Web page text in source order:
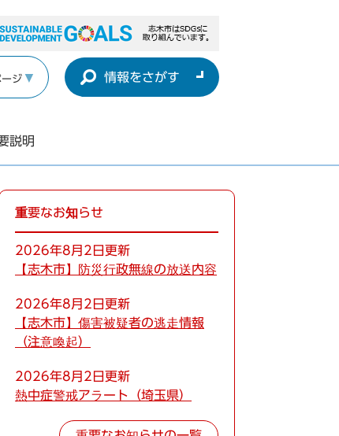
ジ 情報をさがす
説明
重要なお知らせ
2026年8月2日更新
【志木市】防災行政無線の放送内容
2026年8月2日更新
【志木市】傷害被疑者の逃走情報
（注意喚起）
2026年8月2日更新
熱中症警戒アラート（埼玉県）